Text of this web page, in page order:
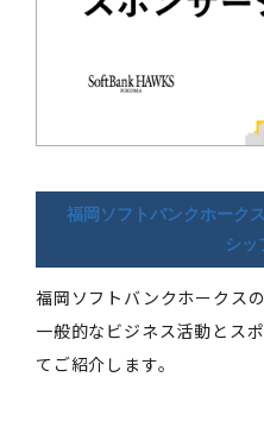
福岡ソフトバンクホーク
シッ
福岡ソフトバンクホークス
一般的なビジネス活動とス
てご紹介します。